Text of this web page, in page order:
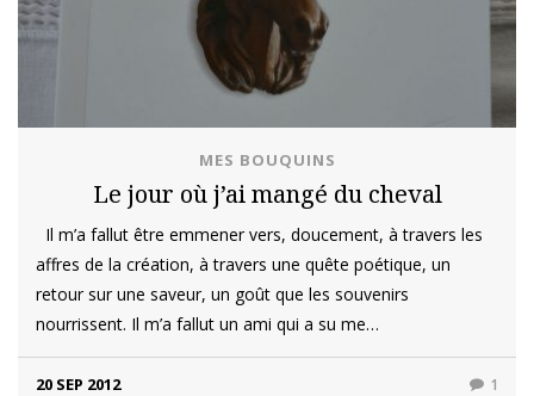
MES BOUQUINS
Le jour où j’ai mangé du cheval
Il m’a fallut être emmener vers, doucement, à travers les
affres de la création, à travers une quête poétique, un
retour sur une saveur, un goût que les souvenirs
nourrissent. Il m’a fallut un ami qui a su me…
20 SEP 2012 1